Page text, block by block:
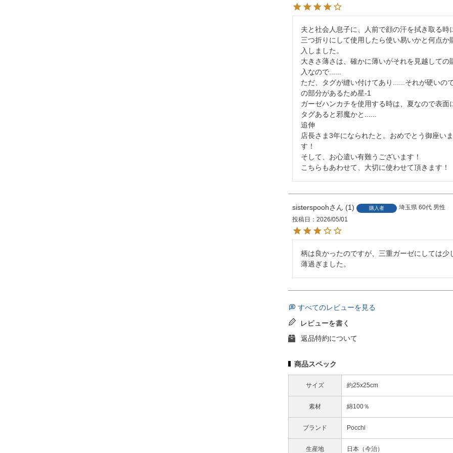
夫と社会人息子に、人前で顔の汗を拭き取る時
三つ折りにして使用したら使い易いかと何点か
入しました。
大きさ薄さは、確かに薄いがそれを見越しての
入なので......
ただ、タグが縫い付けてあり......それが硬いの
の部分があるため星-1
ガーゼハンカチを使用する時は、夏なので表面
タグあると邪魔かと......
追伸
店長さま3年になられたと。おめでとう御座いま
す！
そして、お心遣い有難うございます！
こちらもあわせて、大切に使わせて頂きます！
sisterspooh 1 購入者 埼玉県 60代 男性
投稿日
2026/05/01
柄は良かったのですが、三重ガーゼにしては少
薄過ぎました。
すべてのレビューを見る
レビューを書く
返品特約について
商品スペック
サイズ 約25x25cm
素材 綿100％
ブランド Pocchi
生産地 日本（今治）